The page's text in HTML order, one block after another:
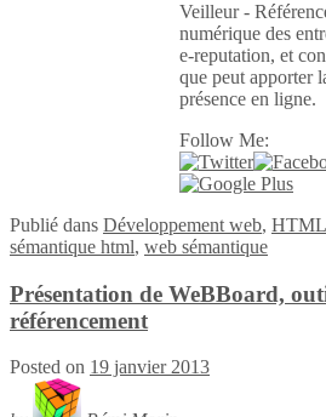
Veilleur -
numérique des
e-reputation, et
que peut apporter
présence en ligne.
Follow Me:
Publié dans Développement web,
sémantique html, web sémantique
Présentation de WeBBoard,
référencement
Posted on 19 janvier 2013